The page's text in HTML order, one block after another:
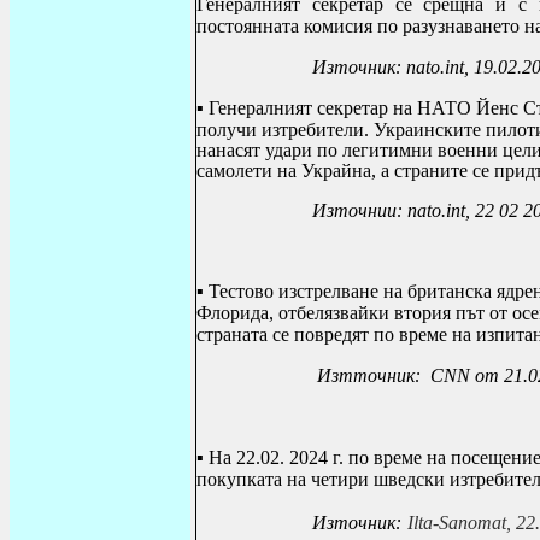
Генералният секретар се срещна и
постоянната комисия по разузнаването
Източник: nato.int,
▪ Генералният секретар на НАТО Йенс
получи изтребители. Украинските
нанасят удари по легитимни военни
самолети на Украйна, а страните се
Източниu: nato.int, 22 02
▪ Тестово изстрелване на британска
Флорида, отбелязвайки втория път от
страната се повредят по време на
Изтточник: CNN от
▪ На 22.02. 2024 г. по време на
покупката на четири шведски
Източник: Ilta-Sanomat,